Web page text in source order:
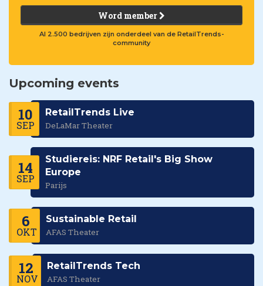
Word member
Al 2.500 bedrijven zijn onderdeel van de RetailTrends-
community
Upcoming events
10
SEP
RetailTrends Live
DeLaMar Theater
14
SEP
Studiereis: NRF Retail's Big Show
Europe
Parijs
6
OKT
Sustainable Retail
AFAS Theater
12
NOV
RetailTrends Tech
AFAS Theater